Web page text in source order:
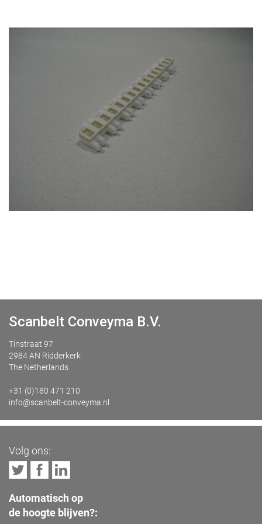
Scanbelt Conveyma B.V.
Tinstraat 97
2984 AN Ridderkerk
The Netherlands
+31 (0)180 471 210
info@scanbelt-conveyma.nl
Volg ons:
Automatisch op
de hoogte blijven?: